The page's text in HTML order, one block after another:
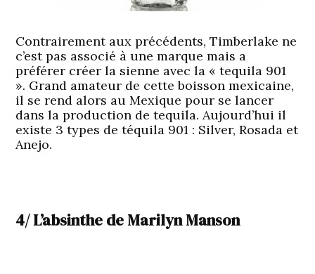
Contrairement aux précédents, Timberlake ne
c’est pas associé à une marque mais a
préférer créer la sienne avec la « tequila 901
». Grand amateur de cette boisson mexicaine,
il se rend alors au Mexique pour se lancer
dans la production de tequila. Aujourd’hui il
existe 3 types de téquila 901 : Silver, Rosada et
Anejo.
4/ L’absinthe de Marilyn Manson